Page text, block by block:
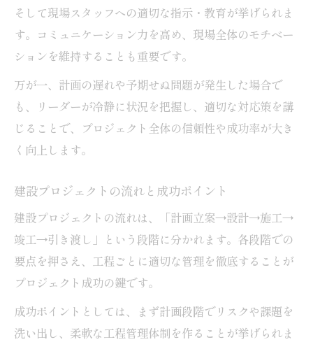
そして現場スタッフへの適切な指示・教育が挙げられま
す。コミュニケーション力を高め、現場全体のモチベー
ションを維持することも重要です。
万が一、計画の遅れや予期せぬ問題が発生した場合で
も、リーダーが冷静に状況を把握し、適切な対応策を講
じることで、プロジェクト全体の信頼性や成功率が大き
く向上します。
建設プロジェクトの流れと成功ポイント
建設プロジェクトの流れは、「計画立案→設計→施工→
竣工→引き渡し」という段階に分かれます。各段階での
要点を押さえ、工程ごとに適切な管理を徹底することが
プロジェクト成功の鍵です。
成功ポイントとしては、まず計画段階でリスクや課題を
洗い出し、柔軟な工程管理体制を作ることが挙げられま